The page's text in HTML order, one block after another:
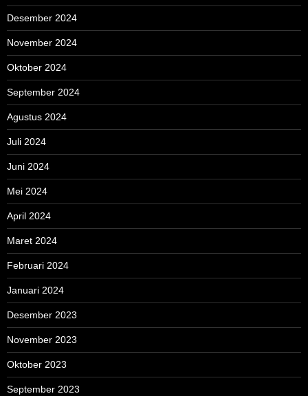
Desember 2024
November 2024
Oktober 2024
September 2024
Agustus 2024
Juli 2024
Juni 2024
Mei 2024
April 2024
Maret 2024
Februari 2024
Januari 2024
Desember 2023
November 2023
Oktober 2023
September 2023